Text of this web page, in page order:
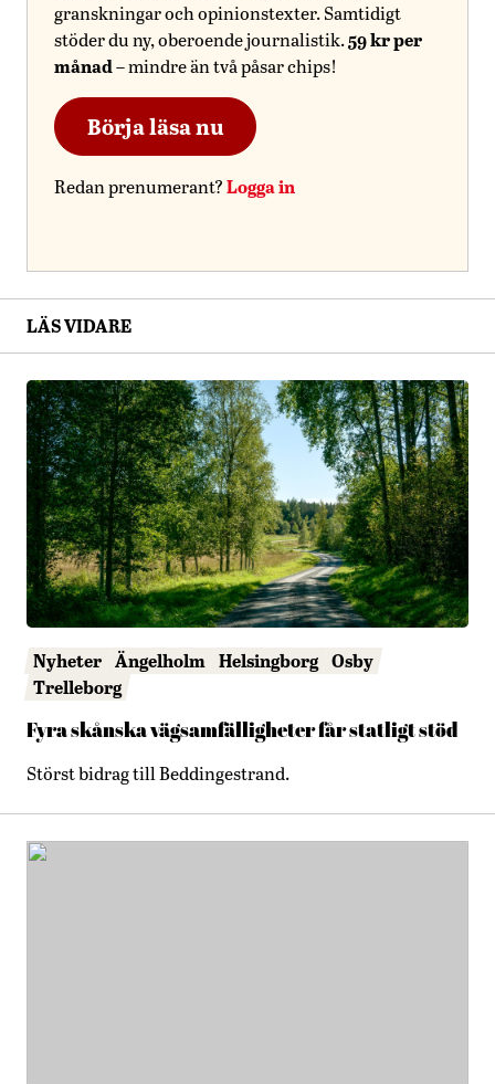
granskningar och opinionstexter. Samtidigt
stöder du ny, oberoende journalistik.59 kr per
månad– mindre än två påsar chips!
Börja läsa nu
Redan prenumerant?Logga in
LÄS VIDARE
Nyheter Ängelholm Helsingborg Osby
Trelleborg
Fyra skånska vägsamfälligheter får statligt stöd
Störst bidrag till Beddingestrand.